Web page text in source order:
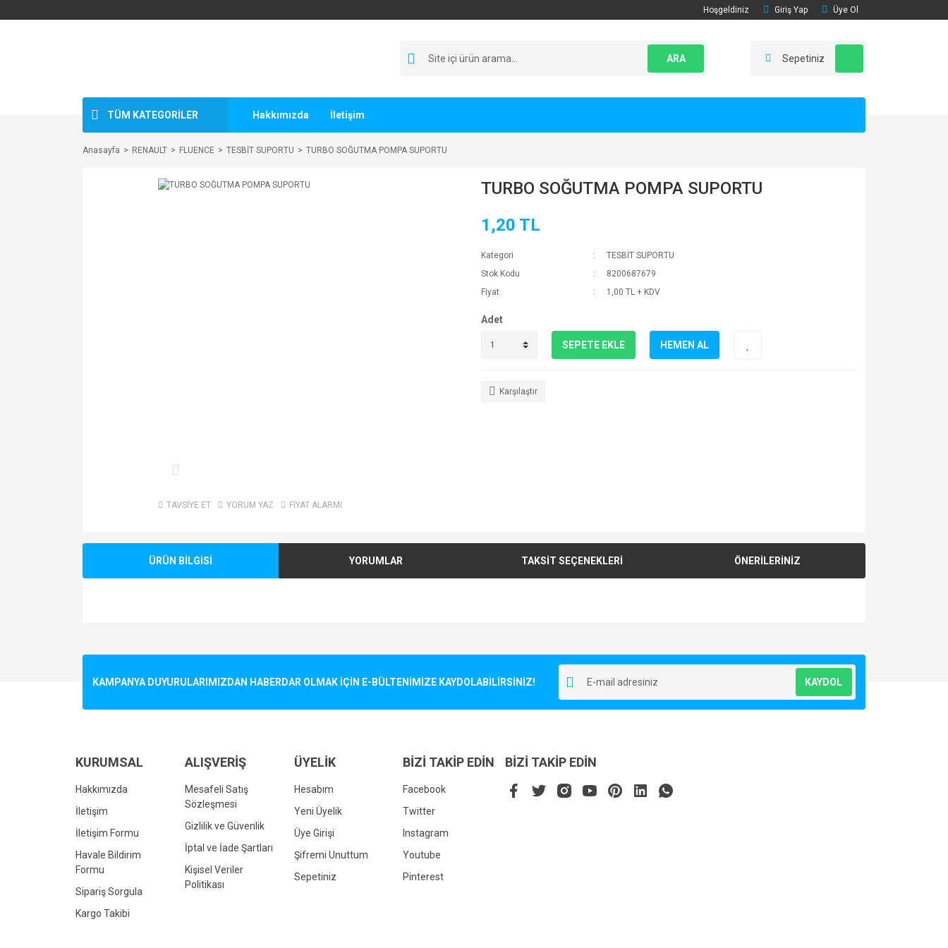
Hoşgeldiniz Giriş Yap Üye Ol
ARA Sepetiniz
TÜM KATEGORİLER Hakkımızda İletişim
Anasayfa RENAULT FLUENCE TESBİT SUPORTU TURBO SOĞUTMA POMPA SUPORTU
TAVSİYE ET YORUM YAZ FİYAT ALARMI
TURBO SOĞUTMA POMPA SUPORTU
1,20 TL
Kategori
TESBİT SUPORTU
Stok Kodu
8200687679
Fiyat
1,00 TL + KDV
Adet
SEPETE EKLE HEMEN AL
Karşılaştır
ÜRÜN BİLGİSİ YORUMLAR TAKSİT SEÇENEKLERİ ÖNERİLERİNİZ
Ürün resmi kalitesiz, bozuk veya görüntülenemiyor.
Bu ürüne benzer farklı alternatifler olmalı.
KAMPANYA DUYURULARIMIZDAN HABERDAR OLMAK İÇİN E-BÜLTENİMİZE KAYDOLABİLİRSİNİZ! KAYDOL
KURUMSAL
Hakkımızda
İletişim
İletişim Formu
Havale Bildirim
Formu
Sipariş Sorgula
Kargo Takibi
ALIŞVERİŞ
Mesafeli Satış
Sözleşmesi
Gizlilik ve Güvenlik
İptal ve İade Şartları
Kişisel Veriler
Politikası
ÜYELİK
Hesabım
Yeni Üyelik
Üye Girişi
Şifremi Unuttum
Sepetiniz
BİZİ TAKİP EDİN
Facebook
Twitter
Instagram
Youtube
Pinterest
BİZİ TAKİP EDİN